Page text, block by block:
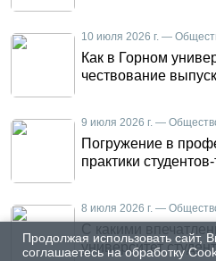
Продолжая использовать сайт,
соглашаетесь на обработку
10 июля 2026 г. —
Как в Горном
чествование
9 июля 2026 г. —
Погружение в
практики
8 июля 2026 г. —
С какими
университет